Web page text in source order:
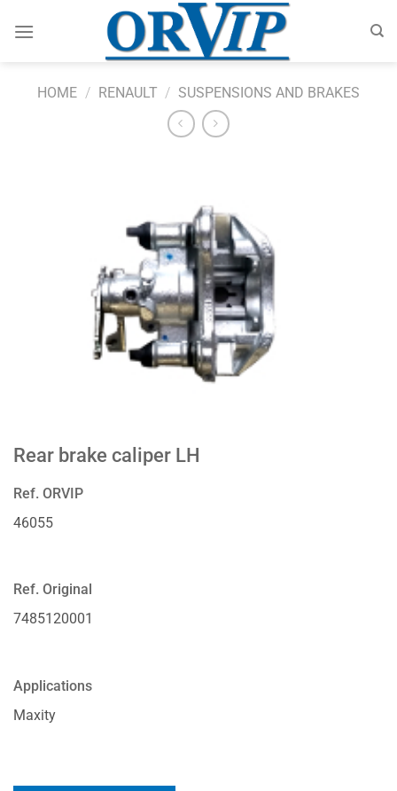
HOME / RENAULT / SUSPENSIONS AND BRAKES
Rear brake caliper LH
Ref. ORVIP
46055
Ref. Original
7485120001
Applications
Maxity